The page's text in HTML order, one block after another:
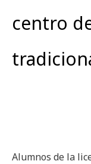
centro
Alumnos de la